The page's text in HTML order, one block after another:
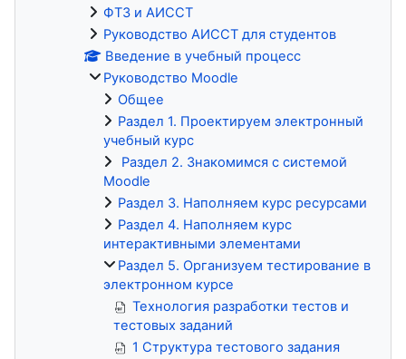
ФТЗ и АИССТ
Руководство АИССТ для студентов
Введение в учебный процесс
Руководство Moodle
Общее
Раздел 1. Проектируем электронный
учебный курс
Раздел 2. Знакомимся с системой
Moodle
Раздел 3. Наполняем курс ресурсами
Раздел 4. Наполняем курс
интерактивными элементами
Раздел 5. Организуем тестирование в
электронном курсе
Технология разработки тестов и
тестовых заданий
1 Cтруктура тестового задания